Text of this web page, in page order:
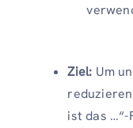
Ziel: Um
ist das …“-